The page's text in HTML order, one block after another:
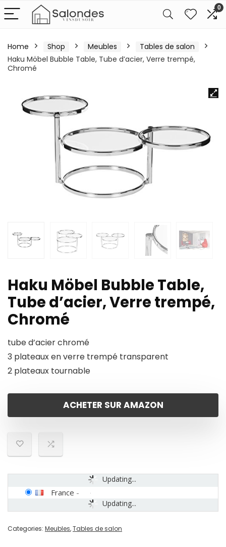
0
Home Shop Meubles
Tables de salon
Haku Möbel Bubble Table, Tube d’acier, Verre trempé,
Chromé
Haku Möbel Bubble Table,
Tube d’acier, Verre trempé,
Chromé
tube d’acier chromé
3 plateaux en verre trempé transparent
2 plateaux tournable
ACHETER SUR AMAZON
Updating...
Updating...
France -
Categories: Meubles,Tables de salon